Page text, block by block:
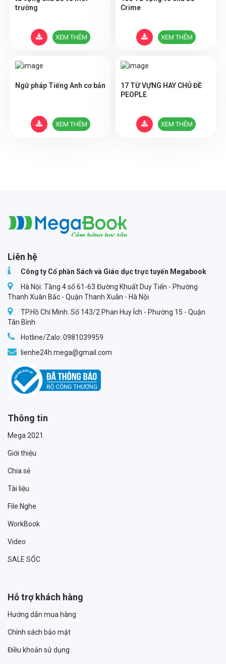
trường
XEM THÊM
Crime
XEM THÊM
Ngữ pháp Tiếng Anh cơ bản
XEM THÊM
17 TỪ VỰNG HAY CHỦ ĐỀ
PEOPLE
XEM THÊM
Liên hệ
Công ty Cổ phần Sách và Giáo dục trực tuyến Megabook
Hà Nội: Tầng 4 số 61-63 Đường Khuất Duy Tiến - Phường
Thanh Xuân Bắc - Quận Thanh Xuân - Hà Nội
TP.Hồ Chí Minh: Số 143/2 Phan Huy Ích - Phường 15 - Quận
Tân Bình
Hotline/Zalo: 0981039959
lienhe24h.mega@gmail.com
Thông tin
Mega 2021
Giới thiệu
Chia sẻ
Tài liệu
File Nghe
WorkBook
Video
SALE SỐC
Hỗ trợ khách hàng
Hướng dẫn mua hàng
Chính sách bảo mật
Điều khoản sử dụng